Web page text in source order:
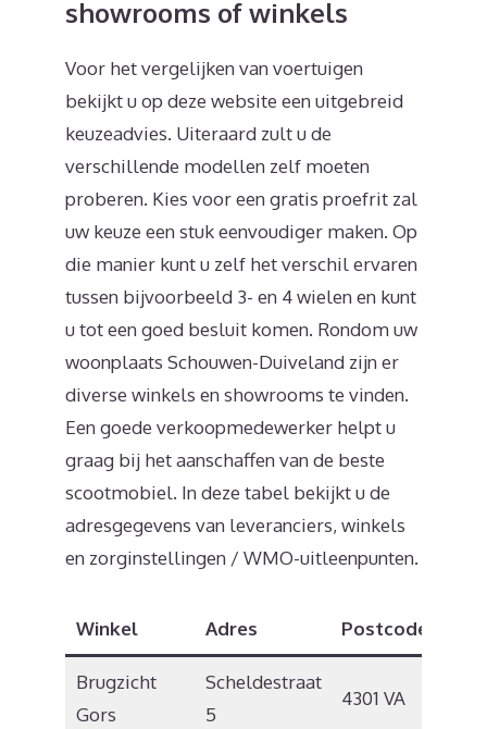
showrooms of winkels
Voor het vergelijken van voertuigen
bekijkt u op deze website een uitgebreid
keuzeadvies. Uiteraard zult u de
verschillende modellen zelf moeten
proberen. Kies voor een gratis proefrit zal
uw keuze een stuk eenvoudiger maken. Op
die manier kunt u zelf het verschil ervaren
tussen bijvoorbeeld 3- en 4 wielen en kunt
u tot een goed besluit komen. Rondom uw
woonplaats Schouwen-Duiveland zijn er
diverse winkels en showrooms te vinden.
Een goede verkoopmedewerker helpt u
graag bij het aanschaffen van de beste
scootmobiel. In deze tabel bekijkt u de
adresgegevens van leveranciers, winkels
en zorginstellingen / WMO-uitleenpunten.
Winkel Adres Postcode
Brugzicht
Gors
Scheldestraat
5
4301 VA